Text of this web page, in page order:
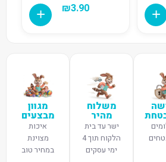
₪3.90
משלוח
מהיר
ישר עד בית
הלקוח תוך 4
ימי עסקים
מגוון
מבצעים
איכות
מצוינת
במחיר טוב